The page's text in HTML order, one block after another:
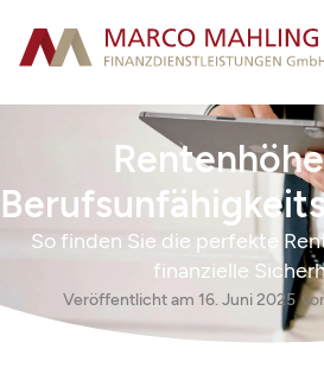
So finden Sie die perfekte
finanzielle
Veröffentlicht am 16. Juni 2025